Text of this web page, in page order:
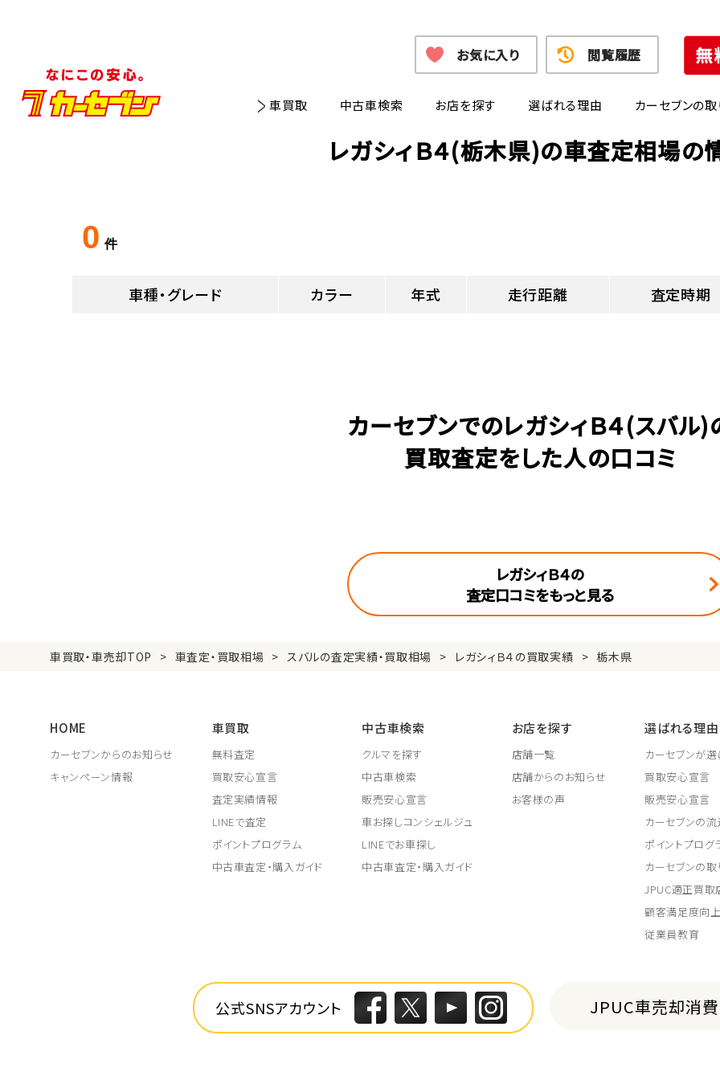
車買取 中古車検索 お店を探す 選ばれる理由 カーセブンの
お気に入り 閲覧履歴
レガシィＢ４(栃木県)の車査定相場の
0 件
車種・グレード カラー 年式 走行距離 査定時期
カーセブンでのレガシィＢ４(スバル)
買取査定をした人の口コミ
レガシィＢ４の
査定口コミをもっと見る
車買取・車売却TOP 車査定・買取相場 スバルの査定実績・買取相場 レガシィＢ４の買取実績 栃木県
HOME
カーセブンからのお知らせ
キャンペーン情報
車買取
無料査定
買取安心宣言
査定実績情報
LINEで査定
ポイントプログラム
中古車査定・購入ガイド
中古車検索
クルマを探す
中古車検索
販売安心宣言
車お探しコンシェルジュ
LINEでお車探し
中古車査定・購入ガイド
お店を探す
店舗一覧
店舗からのお知らせ
お客様の声
選ばれる理由
カーセブンが
買取安心宣言
販売安心宣言
カーセブンの
ポイントプログ
カーセブンの
JPUC適正買取
顧客満足度向
従業員教育
公式SNSアカウント JPUC車売却消